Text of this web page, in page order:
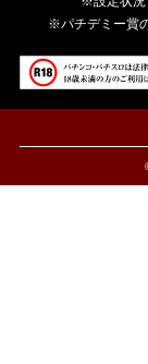
※パチデミー賞